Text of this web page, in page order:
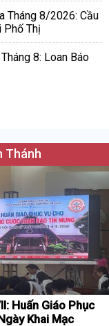
Tháng 8/2026: Cầu
Phố Thị
8: Loan Báo
Thánh
Huấn Giáo Phục
Khai Mạc